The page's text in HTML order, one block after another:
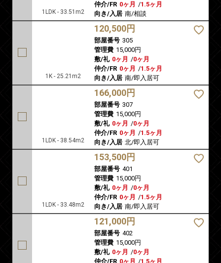
1LDK - 33.51m2
仲介/FR 0ヶ月 /1.5ヶ月
向き/入居 南/相談
1K - 25.21m2
120,500円
部屋番号 305
管理費 15,000円
敷/礼 0ヶ月 /0ヶ月
仲介/FR 0ヶ月 /1.5ヶ月
向き/入居 南/即入居可
1LDK - 38.54m2
166,000円
部屋番号 307
管理費 15,000円
敷/礼 0ヶ月 /0ヶ月
仲介/FR 0ヶ月 /1.5ヶ月
向き/入居 北/即入居可
1LDK - 33.48m2
153,500円
部屋番号 401
管理費 15,000円
敷/礼 0ヶ月 /0ヶ月
仲介/FR 0ヶ月 /1.5ヶ月
向き/入居 南/即入居可
121,000円
部屋番号 402
管理費 15,000円
敷/礼 0ヶ月 /0ヶ月
仲介/FR 0ヶ月 /1.5ヶ月